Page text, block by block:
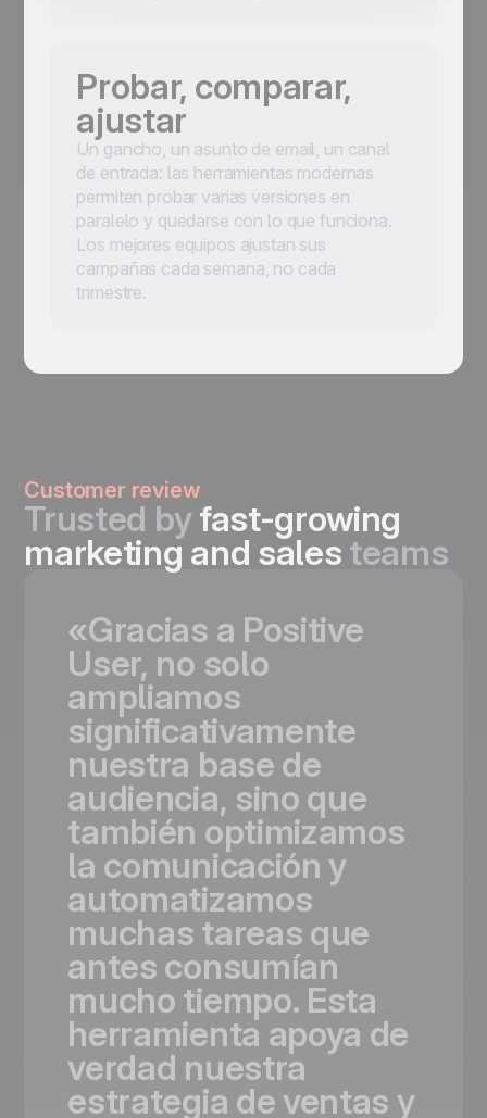
Probar, comparar,
ajustar
Un gancho, un asunto de email, un canal
de entrada: las herramientas modernas
permiten probar varias versiones en
paralelo y quedarse con lo que funciona.
Los mejores equipos ajustan sus
campañas cada semana, no cada
trimestre.
Customer review
Trusted byfast-growing
marketing and sales teams
«Gracias a Positive
User, no solo
ampliamos
significativamente
nuestra base de
audiencia, sino que
también optimizamos
la comunicación y
automatizamos
muchas tareas que
antes consumían
mucho tiempo. Esta
herramienta apoya de
verdad nuestra
estrategia deventas y